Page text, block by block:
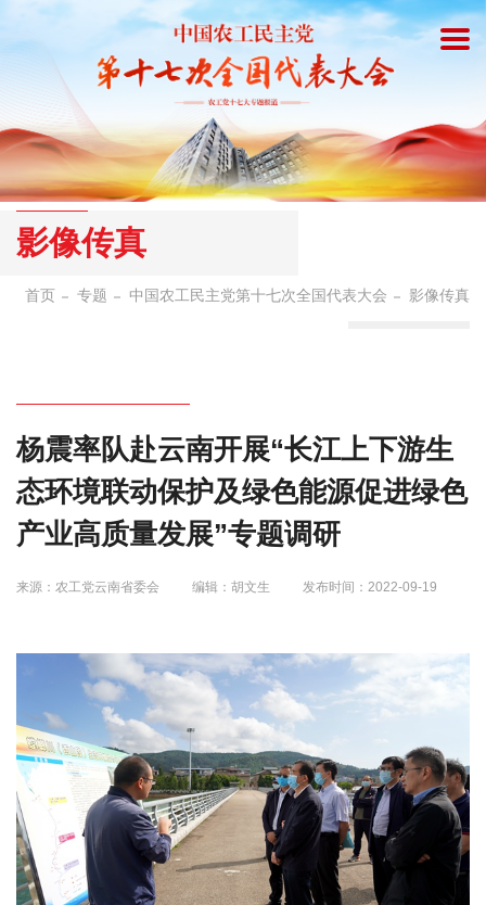
影像传真
首页 专题 中国农工民主党第十七次全国代表大会 影像传真
杨震率队赴云南开展“长江上下游生
态环境联动保护及绿色能源促进绿色
产业高质量发展”专题调研
来源：农工党云南省委会 编辑：胡文生 发布时间：2022-09-19